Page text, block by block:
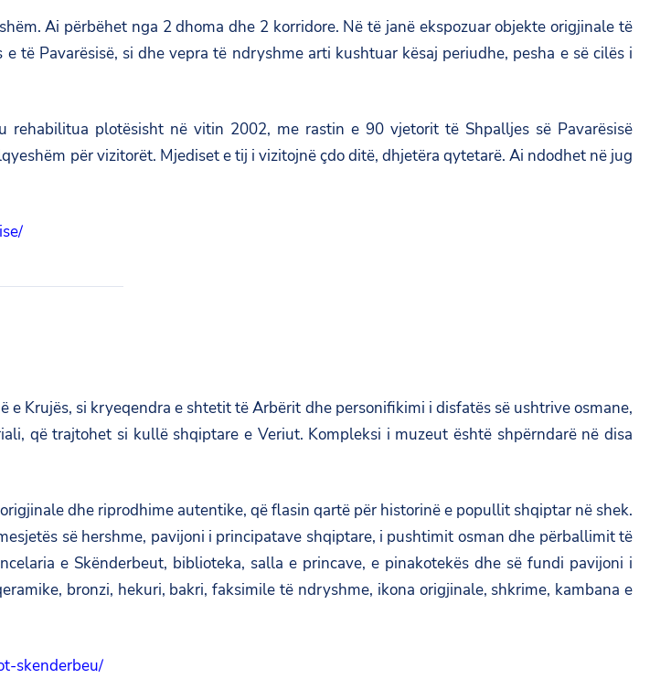
Ai përbëhet nga 2 dhoma dhe 2 korridore. Në të janë ekspozuar objekte origjinale të
të Pavarësisë, si dhe vepra të ndryshme arti kushtuar kësaj periudhe, pesha e së cilës i
rehabilitua plotësisht në vitin 2002, me rastin e 90 vjetorit të Shpalljes së Pavarësisë
për vizitorët. Mjediset e tij i vizitojnë çdo ditë, dhjetëra qytetarë. Ai ndodhet në jug
Krujës, si kryeqendra e shtetit të Arbërit dhe personifikimi i disfatës së ushtrive osmane,
që trajtohet si kullë shqiptare e Veriut. Kompleksi i muzeut është shpërndarë në disa
dhe riprodhime autentike, që flasin qartë për historinë e popullit shqiptar në shek.
së hershme, pavijoni i principatave shqiptare, i pushtimit osman dhe përballimit të
e Skënderbeut, biblioteka, salla e princave, e pinakotekës dhe së fundi pavijoni i
bronzi, hekuri, bakri, faksimile të ndryshme, ikona origjinale, shkrime, kambana e
skenderbeu/